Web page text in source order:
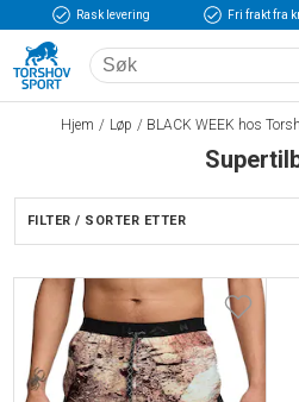
Rask levering Fri frakt fra
Hjem Løp BLACK WEEK hos
FILTER / SORTER ETTER